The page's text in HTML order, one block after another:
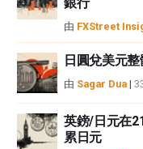
由 FXStreet
日圓兌美元
由 Sagar Dua |
英鎊/日元在
累日元